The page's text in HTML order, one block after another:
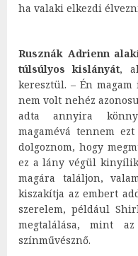
ha valaki elkezdi
Rusznák Adrienn
túlsúlyos kislányát,
keresztül. – Én
nem volt nehéz
adta annyira
magamévá tennem
dolgoznom, hogy
ez a lány végül
magára találjon,
kiszakítja az embert
szerelem, például
megtalálása, mint
színművésznő.